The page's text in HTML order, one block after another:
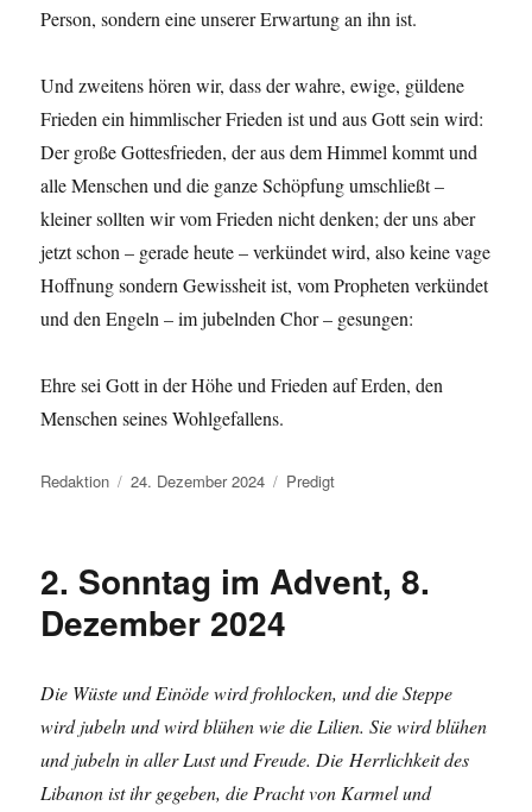
Person, sondern eine unserer Erwartung an ihn ist.
Und zweitens hören wir, dass der wahre, ewige, güldene
Frieden ein himmlischer Frieden ist und aus Gott sein wird:
Der große Gottesfrieden, der aus dem Himmel kommt und
alle Menschen und die ganze Schöpfung umschließt –
kleiner sollten wir vom Frieden nicht denken; der uns aber
jetzt schon – gerade heute – verkündet wird, also keine vage
Hoffnung sondern Gewissheit ist, vom Propheten verkündet
und den Engeln – im jubelnden Chor – gesungen:
Ehre sei Gott in der Höhe und Frieden auf Erden, den
Menschen seines Wohlgefallens.
Autor
Redaktion
Veröffentlicht
24. Dezember 2024 Kategorien
Predigt
2. Sonntag im Advent, 8.
Dezember 2024
Die Wüste und Einöde wird frohlocken, und die Steppe
wird jubeln und wird blühen wie die Lilien. Sie wird blühen
und jubeln in aller Lust und Freude. Die Herrlichkeit des
Libanon ist ihr gegeben, die Pracht von Karmel und